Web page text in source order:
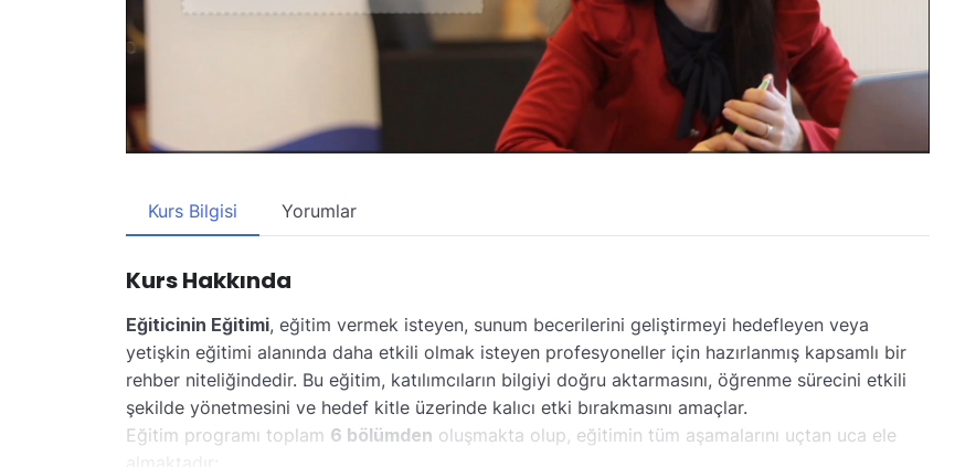
Kurs Bilgisi Yorumlar
Kurs Hakkında
Eğiticinin Eğitimi, eğitim vermek isteyen, sunum becerilerini geliştirmeyi hedefleyen veya
yetişkin eğitimi alanında daha etkili olmak isteyen profesyoneller için hazırlanmış kapsamlı bir
rehber niteliğindedir. Bu eğitim, katılımcıların bilgiyi doğru aktarmasını, öğrenme sürecini etkili
şekilde yönetmesini ve hedef kitle üzerinde kalıcı etki bırakmasını amaçlar.
Eğitim programı toplam 6 bölümden oluşmakta olup, eğitimin tüm aşamalarını uçtan uca ele